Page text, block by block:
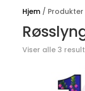
Hjem/ Produkter
Viser alle 3